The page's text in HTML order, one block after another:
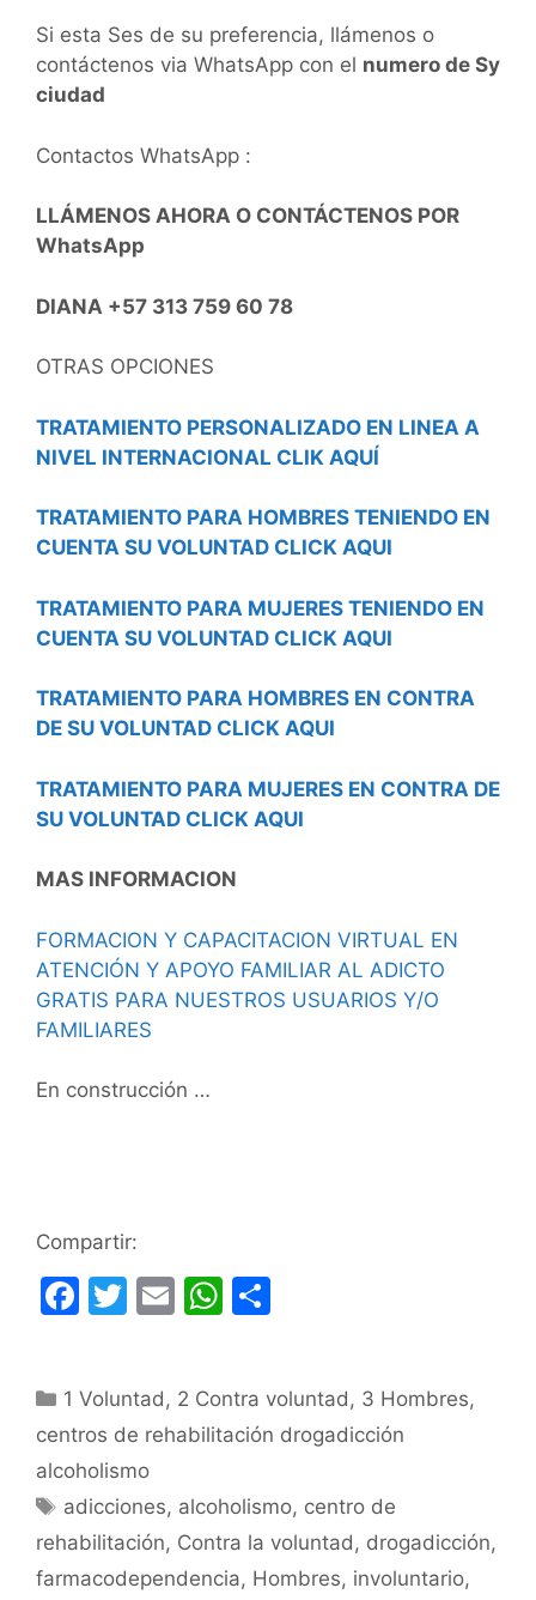
Si esta Ses de su preferencia, llámenos o
contáctenos via WhatsApp con el numero de Sy
ciudad
Contactos WhatsApp :
LLÁMENOS AHORA O CONTÁCTENOS POR
WhatsApp
DIANA +57 313 759 60 78
OTRAS OPCIONES
TRATAMIENTO PERSONALIZADO EN LINEA A
NIVEL INTERNACIONAL CLIK AQUÍ
TRATAMIENTO PARA HOMBRES TENIENDO EN
CUENTA SU VOLUNTAD CLICK AQUI
TRATAMIENTO PARA MUJERES TENIENDO EN
CUENTA SU VOLUNTAD CLICK AQUI
TRATAMIENTO PARA HOMBRES EN CONTRA
DE SU VOLUNTAD CLICK AQUI
TRATAMIENTO PARA MUJERES EN CONTRA DE
SU VOLUNTAD CLICK AQUI
MAS INFORMACION
FORMACION Y CAPACITACION VIRTUAL EN
ATENCIÓN Y APOYO FAMILIAR AL ADICTO
GRATIS PARA NUESTROS USUARIOS Y/O
FAMILIARES
En construcción …
Compartir:
F
e
b
o
o
k
T
er
E
l
W
s
A
p
p
p
ar
Categorías
1 Voluntad , 2 Contra voluntad , 3 Hombres,
centros de rehabilitación drogadicción
alcoholismo
Etiquetas
adicciones, alcoholismo, centro de
rehabilitación, Contra la voluntad , drogadicción,
farmacodependencia, Hombres, involuntario,